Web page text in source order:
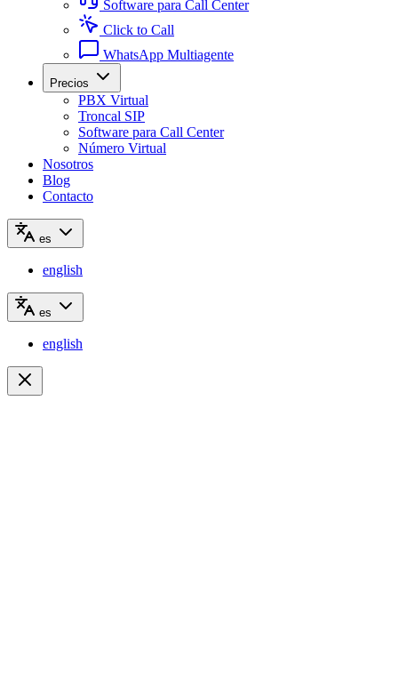
Software para Call Center
Click to Call
WhatsApp Multiagente
Precios
PBX Virtual
Troncal SIP
Software para Call Center
Número Virtual
Nosotros
Blog
Contacto
es
english
es
english